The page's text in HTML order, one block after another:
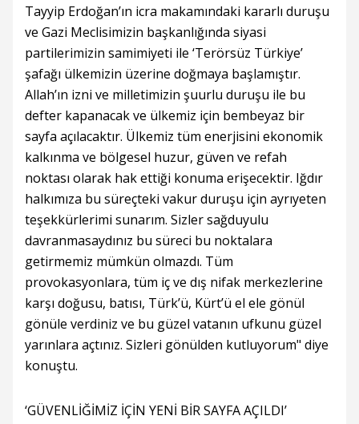
Tayyip Erdoğan’ın icra makamındaki kararlı duruşu
ve Gazi Meclisimizin başkanlığında siyasi
partilerimizin samimiyeti ile ‘Terörsüz Türkiye’
şafağı ülkemizin üzerine doğmaya başlamıştır.
Allah’ın izni ve milletimizin şuurlu duruşu ile bu
defter kapanacak ve ülkemiz için bembeyaz bir
sayfa açılacaktır. Ülkemiz tüm enerjisini ekonomik
kalkınma ve bölgesel huzur, güven ve refah
noktası olarak hak ettiği konuma erişecektir. Iğdır
halkımıza bu süreçteki vakur duruşu için ayrıyeten
teşekkürlerimi sunarım. Sizler sağduyulu
davranmasaydınız bu süreci bu noktalara
getirmemiz mümkün olmazdı. Tüm
provokasyonlara, tüm iç ve dış nifak merkezlerine
karşı doğusu, batısı, Türk’ü, Kürt’ü el ele gönül
gönüle verdiniz ve bu güzel vatanın ufkunu güzel
yarınlara açtınız. Sizleri gönülden kutluyorum" diye
konuştu.
‘GÜVENLİĞİMİZ İÇİN YENİ BİR SAYFA AÇILDI’